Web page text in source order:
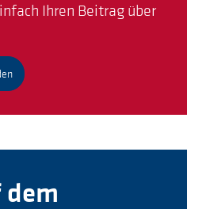
Ihren Beitrag über